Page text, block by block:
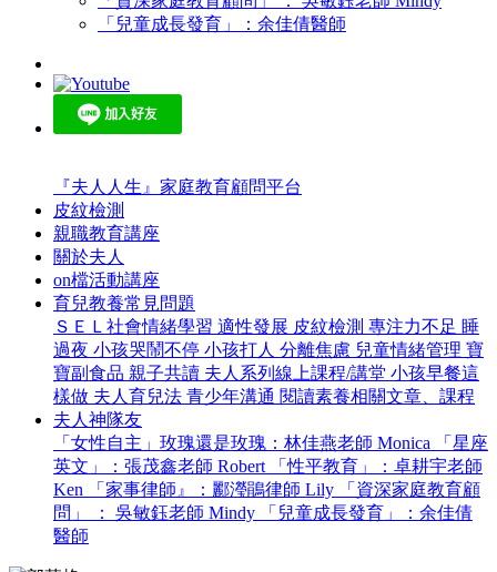
「兒童成長發育」：余佳倩醫師
『夫人人生』家庭教育顧問平台
皮紋檢測
親職教育講座
關於夫人
on檔活動講座
育兒教養常見問題
ＳＥＬ社會情緒學習 適性發展 皮紋檢測 專注力不足 睡
過夜 小孩哭鬧不停 小孩打人 分離焦慮 兒童情緒管理 寶
寶副食品 親子共讀 夫人系列線上課程/講堂 小孩早餐這
樣做 夫人育兒法 青少年溝通 閱讀素養相關文章、課程
夫人神隊友
「女性自主」玫瑰還是玫瑰：林佳燕老師 Monica
「星座
英文」：張茂鑫老師 Robert
「性平教育」：卓耕宇老師
Ken
「家事律師』：酈瀅鵑律師 Lily
「資深家庭教育顧
問」 ： 吳敏鈺老師 Mindy
「兒童成長發育」：余佳倩
醫師